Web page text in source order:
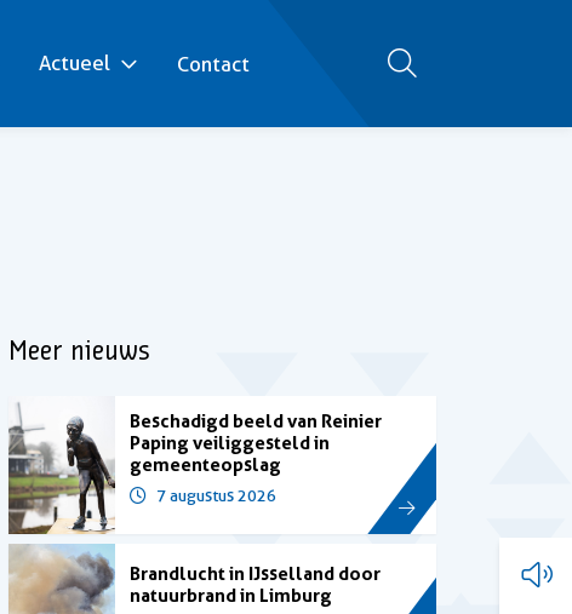
Actueel Contact
Zoeken
Meer nieuws
Beschadigd beeld van Reinier
Paping veiliggesteld in
gemeenteopslag
7 augustus 2026
Brandlucht in IJsselland door
natuurbrand in Limburg